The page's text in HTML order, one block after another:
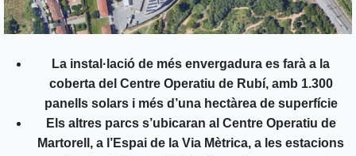
La instal·lació de més envergadura es farà a la
coberta del Centre Operatiu de Rubí, amb 1.300
panells solars i més d’una hectàrea de superfície
Els altres parcs s’ubicaran al Centre Operatiu de
Martorell, a l’Espai de la Via Mètrica, a les estacions